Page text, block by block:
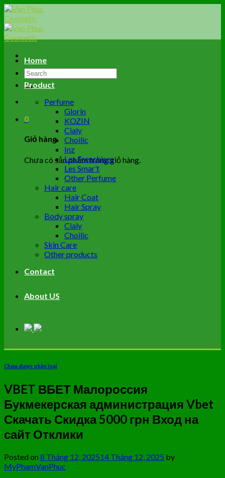
Skip
to
content
Tìm
kiếm:
0
Giỏ hàng
Chưa có sản phẩm trong giỏ hàng.
Home
Product
Perfume
Glorin
KOZIN
Cialy
Choilic
Inz
Les Frenchises
Les Smar’t
Other Perfume
Hair care
Hair Coat
Hair Spray
Body spray
Cialy
Choilic
Skin Care
Other products
Contact
About US
Chưa được phân loại
VBET ВБЕТ Малороссия
Букмекерская администрация Vbet
Скачать Скидка 5000 грн Вход на
сайт Отклики
Posted on 8 Tháng 12, 202514 Tháng 12, 2025 by
MyPhamVanPhuc